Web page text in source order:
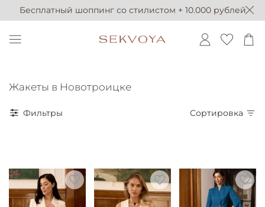
Бесплатный шоппинг со стилистом + 10.000 рублей
Жакеты в Новотроицке
Фильтры Сортировка